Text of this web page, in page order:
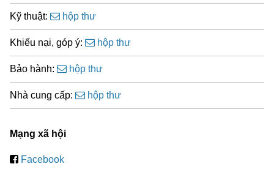
Kỹ thuật: hộp thư
Khiếu nại, góp ý: hộp thư
Bảo hành: hộp thư
Nhà cung cấp: hộp thư
Mạng xã hội
Facebook